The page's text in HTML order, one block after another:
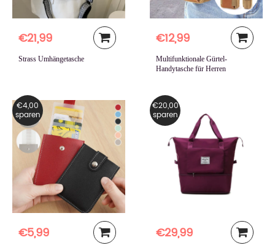
€21,99
Strass Umhängetasche
€12,99
Multifunktionale Gürtel-
Handytasche für Herren
€4,00
sparen
€5,99
€20,00
sparen
€29,99